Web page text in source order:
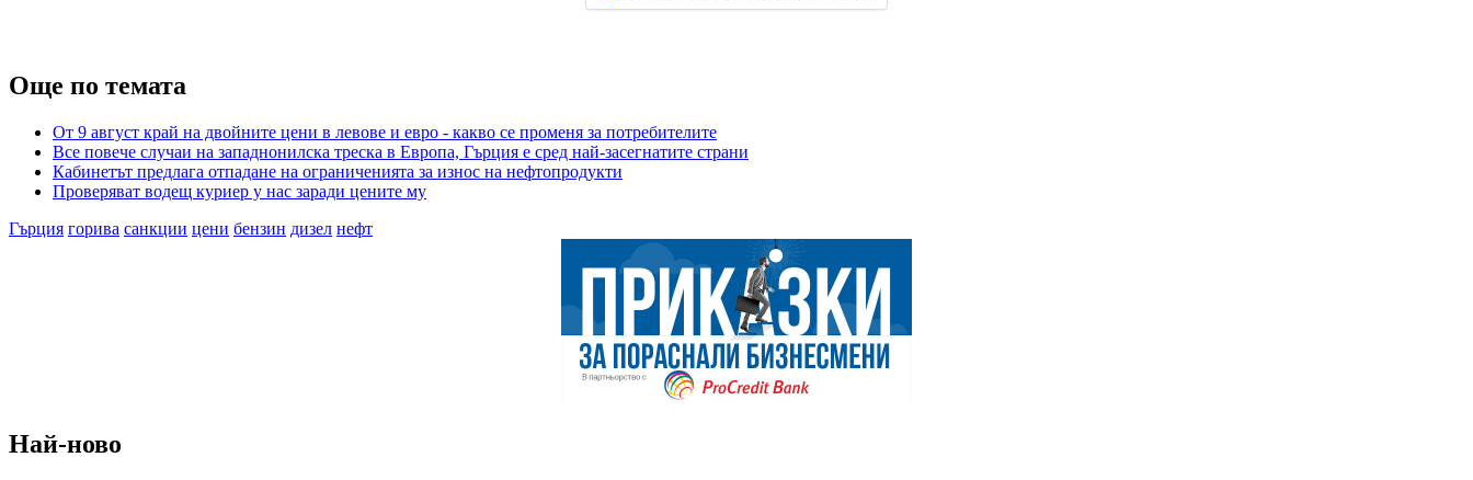
Още по темата
От 9 август край на двойните цени в левове и евро - какво се променя за потребителите
Все повече случаи на западнонилска треска в Европа, Гърция е сред най-засегнатите страни
Кабинетът предлага отпадане на ограниченията за износ на нефтопродукти
Проверяват водещ куриер у нас заради цените му
Гърция горива санкции цени бензин дизел нефт
Най-ново